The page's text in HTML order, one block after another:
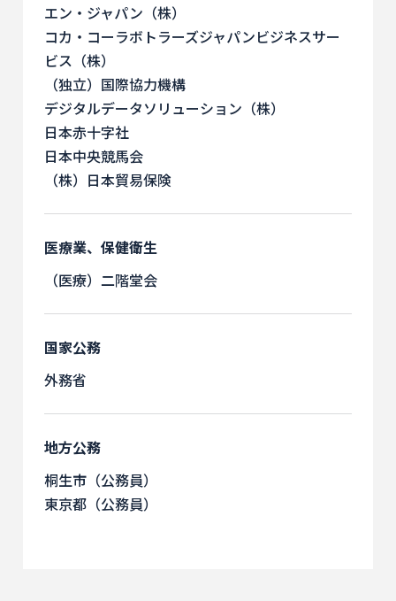
エン・ジャパン（株）
コカ・コーラボトラーズジャパンビジネスサー
ビス（株）
（独立）国際協力機構
デジタルデータソリューション（株）
日本赤十字社
日本中央競馬会
（株）日本貿易保険
医療業、保健衛生
（医療）二階堂会
国家公務
外務省
地方公務
桐生市（公務員）
東京都（公務員）